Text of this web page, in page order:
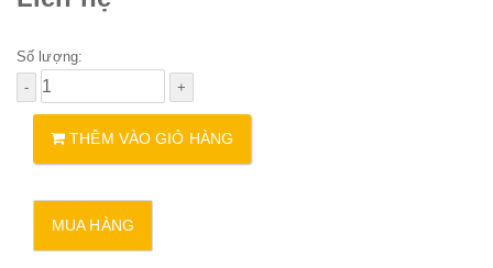
Số lượng:
THÊM VÀO GIỎ HÀNG